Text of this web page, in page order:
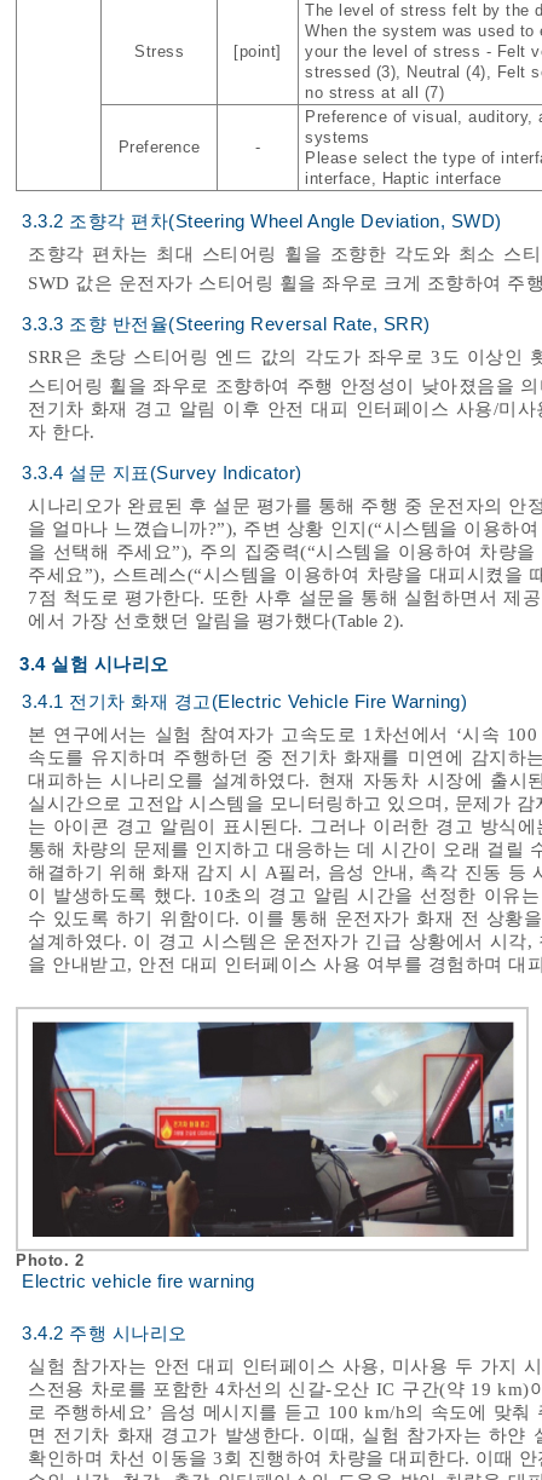
Stress [point]
The level of stress felt by the
When the system was used
your the level of stress - Felt
stressed (3), Neutral (4), Felt
no stress at all (7)
Preference -
Preference of visual,
systems
Please select the type of
interface, Haptic interface
3.3.2 조향각 편차(Steering Wheel Angle Deviation, SWD)
조향각 편차는 최대 스티어링 휠을 조향한 각도와 최소 스
SWD 값은 운전자가 스티어링 휠을 좌우로 크게 조향하여 주
3.3.3 조향 반전율(Steering Reversal Rate, SRR)
SRR은 초당 스티어링 엔드 값의 각도가 좌우로 3도 이상인
스티어링 휠을 좌우로 조향하여 주행 안정성이 낮아졌음을
전기차 화재 경고 알림 이후 안전 대피 인터페이스 사용/미
자 한다.
3.3.4 설문 지표(Survey Indicator)
시나리오가 완료된 후 설문 평가를 통해 주행 중 운전자의 안
을 얼마나 느꼈습니까?”), 주변 상황 인지(“시스템을 이용하
을 선택해 주세요”), 주의 집중력(“시스템을 이용하여 차량
주세요”), 스트레스(“시스템을 이용하여 차량을 대피시켰을
7점 척도로 평가한다. 또한 사후 설문을 통해 실험하면서 제
에서 가장 선호했던 알림을 평가했다(Table 2).
3.4 실험 시나리오
3.4.1 전기차 화재 경고(Electric Vehicle Fire Warning)
본 연구에서는 실험 참여자가 고속도로 1차선에서 ‘시속
속도를 유지하며 주행하던 중 전기차 화재를 미연에 감지하
대피하는 시나리오를 설계하였다. 현재 자동차 시장에 출시
실시간으로 고전압 시스템을 모니터링하고 있으며, 문제가
는 아이콘 경고 알림이 표시된다. 그러나 이러한 경고 방식
통해 차량의 문제를 인지하고 대응하는 데 시간이 오래 걸릴
해결하기 위해 화재 감지 시 A필러, 음성 안내, 촉각 진동 등
이 발생하도록 했다. 10초의 경고 알림 시간을 선정한 이유
수 있도록 하기 위함이다. 이를 통해 운전자가 화재 전 상황
설계하였다. 이 경고 시스템은 운전자가 긴급 상황에서 시
을 안내받고, 안전 대피 인터페이스 사용 여부를 경험하며 대
Photo. 2
Electric vehicle fire warning
3.4.2 주행 시나리오
실험 참가자는 안전 대피 인터페이스 사용, 미사용 두 가지
스전용 차로를 포함한 4차선의 신갈-오산 IC 구간(약 19
로 주행하세요’ 음성 메시지를 듣고 100 km/h의 속도에 맞
면 전기차 화재 경고가 발생한다. 이때, 실험 참가자는 하얀
확인하며 차선 이동을 3회 진행하여 차량을 대피한다. 이때